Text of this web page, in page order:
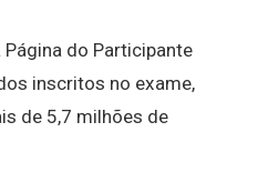
do Participante
inscritos no exame,
de 5,7 milhões de